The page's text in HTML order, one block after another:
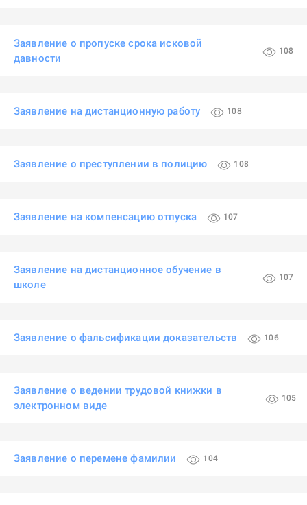
Заявление о пропуске срока исковой
давности
108
Заявление на дистанционную работу 108
Заявление о преступлении в полицию 108
Заявление на компенсацию отпуска 107
Заявление на дистанционное обучение в
школе
107
Заявление о фальсификации доказательств 106
Заявление о ведении трудовой книжки в
электронном виде
105
Заявление о перемене фамилии 104